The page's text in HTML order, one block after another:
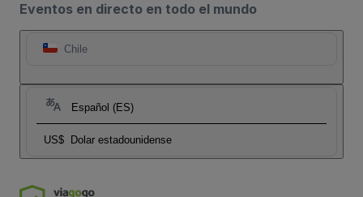
Eventos en directo en todo el mundo
Chile
Español (ES)
US$ Dolar estadounidense